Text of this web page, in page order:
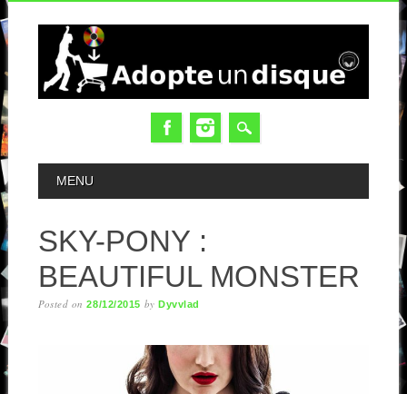
MAIN MENU
MENU
SKY-PONY :
BEAUTIFUL MONSTER
Posted on28/12/2015 byDyvvlad